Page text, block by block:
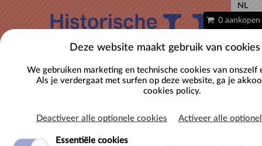
NL
0 aankopen
Deze website maakt gebruik van cookies
We gebruiken marketing en technische cookies van onszelf
Als je verdergaat met surfen op deze website, ga je
cookies policy.
Deactiveer alle optionele cookies Activeer alle
Essentiële cookies